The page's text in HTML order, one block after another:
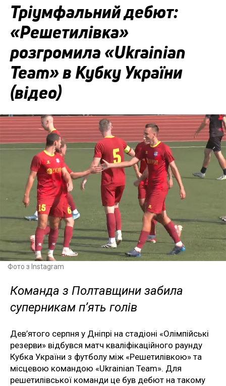
Тріумфальний дебют:
«Решетилівка»
розгромила «Ukrainian
Team» в Кубку України
(відео)
Фото з Instagram
Команда з Полтавщини забила
суперникам п’ять голів
Дев’ятого серпня у Дніпрі на стадіоні «Олімпійські
резерви» відбувся матч кваліфікаційного раунду
Кубка України з футболу між «Решетилівкою» та
місцевою командою «Ukrainian Team». Для
решетилівської команди це був дебют на такому